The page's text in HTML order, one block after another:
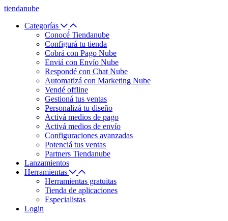
tiendanube
Categorías
Conocé Tiendanube
Configurá tu tienda
Cobrá con Pago Nube
Enviá con Envío Nube
Respondé con Chat Nube
Automatizá con Marketing Nube
Vendé offline
Gestioná tus ventas
Personalizá tu diseño
Activá medios de pago
Activá medios de envío
Configuraciones avanzadas
Potenciá tus ventas
Partners Tiendanube
Lanzamientos
Herramientas
Herramientas gratuitas
Tienda de aplicaciones
Especialistas
Login